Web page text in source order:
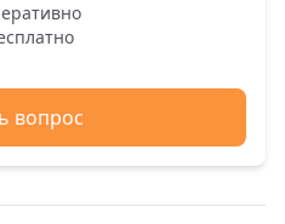
189 190 191 192 193 194
200 201 202 202а 203
мкр. ул. 1 2 3 4 5
вопрос